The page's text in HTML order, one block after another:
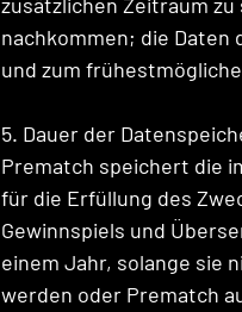
nachkommen; die
und zum
5. Dauer der
Prematch speichert die
für die Erfüllung des
Gewinnspiels und
einem Jahr, solange sie
werden oder Prematch